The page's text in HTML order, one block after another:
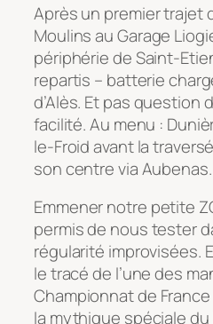
Après un premier trajet
Moulins au Garage
périphérie de Saint-
repartis – batterie
d’Alès. Et pas question
facilité. Au menu :
le-Froid avant la
son centre via Aubenas.
Emmener notre petite
permis de nous tester
régularité improvisées.
le tracé de l’une des
Championnat de
la mythique spéciale